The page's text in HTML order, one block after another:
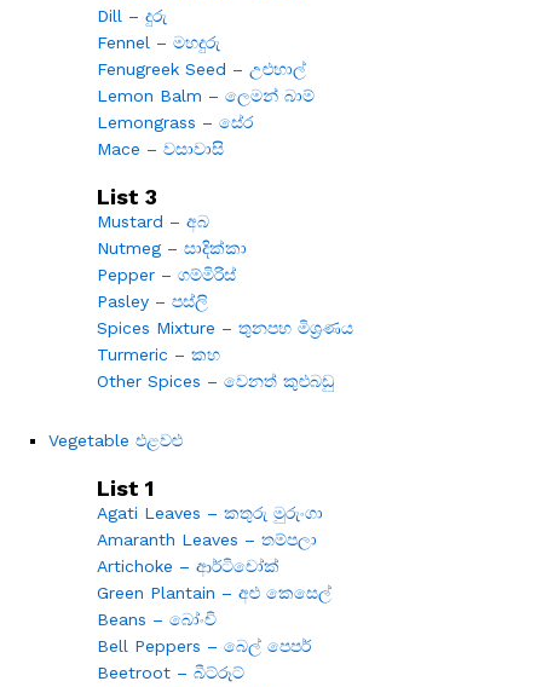
Dill – දුරු
Fennel – මහදුරු
Fenugreek Seed – උළුහාල්
Lemon Balm – ලෙමන් බාම්
Lemongrass – සේර
Mace – වසාවාසි
List 3
Mustard – අබ
Nutmeg – සාදික්කා
Pepper – ගම්මිරිස්
Pasley – පස්ලි
Spices Mixture – තුනපහ මිශ්‍රණය
Turmeric – කහ
Other Spices – වෙනත් කුළුබඩු
Vegetable එළවළු
List 1
Agati Leaves – කතුරු මුරුංගා
Amaranth Leaves – තම්පලා
Artichoke – ආර්ටිචෝක්
Green Plantain – අළු කෙසෙල්
Beans – බෝංචි
Bell Peppers – බෙල් පෙපර්
Beetroot – බීට්රූට්